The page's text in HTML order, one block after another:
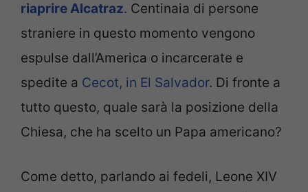
riaprire Alcatraz. Centinaia di persone
straniere in questo momento vengono
espulse dall’America o incarcerate e
spedite a Cecot, in El Salvador. Di fronte a
tutto questo, quale sarà la posizione della
Chiesa, che ha scelto un Papa americano?
Come detto, parlando ai fedeli, Leone XIV